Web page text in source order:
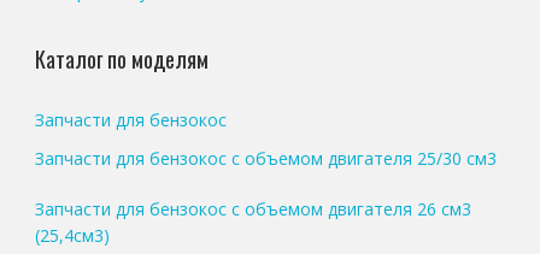
Каталог по моделям
Запчасти для бензокос
Запчасти для бензокос с объемом двигателя 25/30 см3
Запчасти для бензокос с объемом двигателя 26 см3
(25,4см3)